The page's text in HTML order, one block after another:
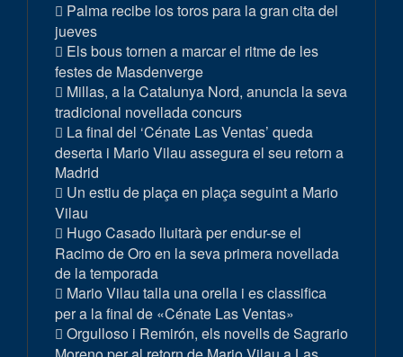
Palma recibe los toros para la gran cita del
jueves
Els bous tornen a marcar el ritme de les
festes de Masdenverge
Millas, a la Catalunya Nord, anuncia la seva
tradicional novellada concurs
La final del ‘Cénate Las Ventas’ queda
deserta i Mario Vilau assegura el seu retorn a
Madrid
Un estiu de plaça en plaça seguint a Mario
Vilau
Hugo Casado lluitarà per endur-se el
Racimo de Oro en la seva primera novellada
de la temporada
Mario Vilau talla una orella i es classifica
per a la final de «Cénate Las Ventas»
Orgulloso i Remirón, els novells de Sagrario